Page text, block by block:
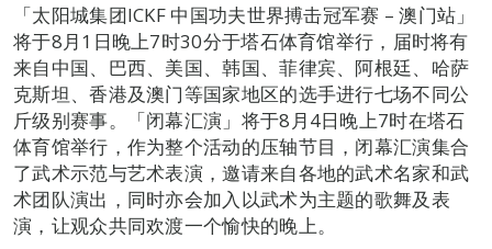
「太阳城集团ICKF 中国功夫世界搏击冠军赛 – 澳门站」
将于8月1日晚上7时30分于塔石体育馆举行，届时将有
来自中国、巴西、美国、韩国、菲律宾、阿根廷、哈萨
克斯坦、香港及澳门等国家地区的选手进行七场不同公
斤级别赛事。「闭幕汇演」将于8月4日晚上7时在塔石
体育馆举行，作为整个活动的压轴节目，闭幕汇演集合
了武术示范与艺术表演，邀请来自各地的武术名家和武
术团队演出，同时亦会加入以武术为主题的歌舞及表
演，让观众共同欢渡一个愉快的晚上。